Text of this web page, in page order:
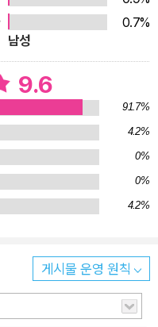
때 등 다양한 국면에서 읽
거침없는 상상력으로 아이
, 추리 동화, SF, 판타지와
. 아이들이 하도 많이 빌려
화뿐 아니라, 만화로 묵직
지 않았다. 이들 책들은,
때마다 책을 읽으며 소통
며 교실에서 직접 경험하
을 다독이고 치유하는 책,
책 읽기의 즐거움을 한껏
한다. 진형민 작가, 전수경
0.7%
남성
9.6
91.7%
4.2%
0%
0%
4.2%
게시물 운영 원칙